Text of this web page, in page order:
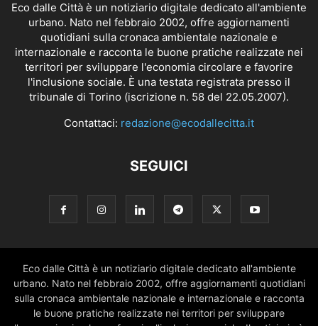
Eco dalle Città è un notiziario digitale dedicato all'ambiente
urbano. Nato nel febbraio 2002, offre aggiornamenti
quotidiani sulla cronaca ambientale nazionale e
internazionale e racconta le buone pratiche realizzate nei
territori per sviluppare l'economia circolare e favorire
l'inclusione sociale. È una testata registrata presso il
tribunale di Torino (iscrizione n. 58 del 22.05.2007).
Contattaci: redazione@ecodallecitta.it
SEGUICI
Eco dalle Città è un notiziario digitale dedicato all'ambiente
urbano. Nato nel febbraio 2002, offre aggiornamenti quotidiani
sulla cronaca ambientale nazionale e internazionale e racconta
le buone pratiche realizzate nei territori per sviluppare